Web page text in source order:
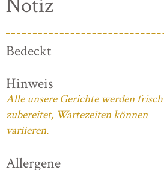
Notiz
Bedeckt
Hinweis
Alle unsere Gerichte werden frisch
zubereitet, Wartezeiten können
variieren.
Allergene